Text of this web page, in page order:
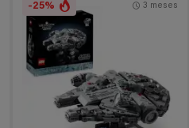
-25% 3 meses